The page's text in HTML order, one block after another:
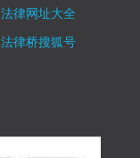
法律网址大全
法律桥搜狐号